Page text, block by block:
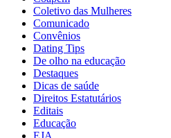
Coletivo das Mulheres
Comunicado
Convênios
Dating Tips
De olho na educação
Destaques
Dicas de saúde
Direitos Estatutários
Editais
Educação
EJA